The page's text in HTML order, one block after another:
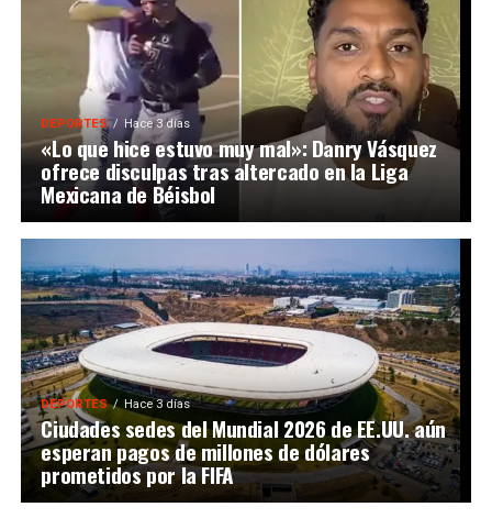
DEPORTES Hace 3 días
«Lo que hice estuvo muy mal»: Danry Vásquez
ofrece disculpas tras altercado en la Liga
Mexicana de Béisbol
DEPORTES Hace 3 días
Ciudades sedes del Mundial 2026 de EE.UU. aún
esperan pagos de millones de dólares
prometidos por la FIFA